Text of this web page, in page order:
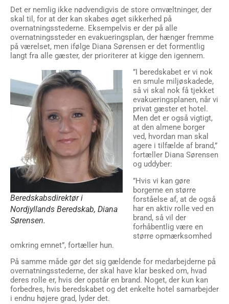
Det er nemlig ikke nødvendigvis de store omvæltninger, der
skal til, for at der kan skabes øget sikkerhed på
overnatningsstederne. Eksempelvis er der på alle
overnatningssteder en evakueringsplan, der hænger fremme
på værelset, men ifølge Diana Sørensen er det formentlig
langt fra alle gæster, der prioriterer at kigge den igennem.
Beredskabsdirektør i
Nordjyllands Beredskab, Diana
Sørensen.
”I beredskabet er vi nok
en smule miljøskadede,
så vi skal nok få tjekket
evakueringsplanen, når vi
privat gæster et hotel.
Men det er også vigtigt,
at den almene borger
ved, hvordan man skal
agere i tilfælde af brand,”
fortæller Diana Sørensen
og uddyber:
”Hvis vi kan gøre
borgerne en større
forståelse af, at de også
har en aktiv rolle ved en
brand, så vil der
forhåbentlig være en
større opmærksomhed
omkring emnet”, fortæller hun.
På samme måde gør det sig gældende for medarbejderne på
overnatningsstederne, der skal have klar besked om, hvad
deres rolle er, hvis der opstår en brand. Noget, der kun kan
forbedres, hvis beredskabet og det enkelte hotel samarbejder
i endnu højere grad, lyder det.